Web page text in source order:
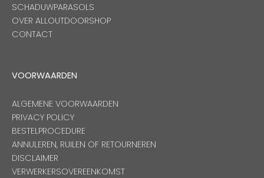
SCHADUWPARASOLS
OVER ALLOUTDOORSHOP
CONTACT
VOORWAARDEN
ALGEMENE VOORWAARDEN
PRIVACY POLICY
BESTELPROCEDURE
ANNULEREN, RUILEN OF RETOURNEREN
DISCLAIMER
VERWERKERSOVEREENKOMST